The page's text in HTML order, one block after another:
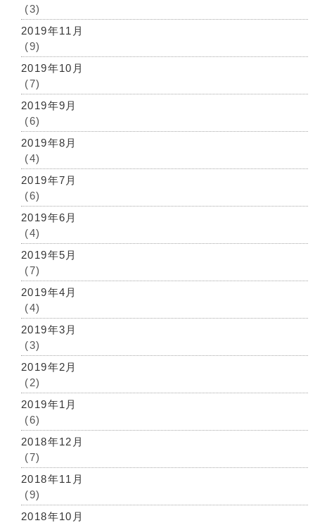
(3)
2019年11月
(9)
2019年10月
(7)
2019年9月
(6)
2019年8月
(4)
2019年7月
(6)
2019年6月
(4)
2019年5月
(7)
2019年4月
(4)
2019年3月
(3)
2019年2月
(2)
2019年1月
(6)
2018年12月
(7)
2018年11月
(9)
2018年10月